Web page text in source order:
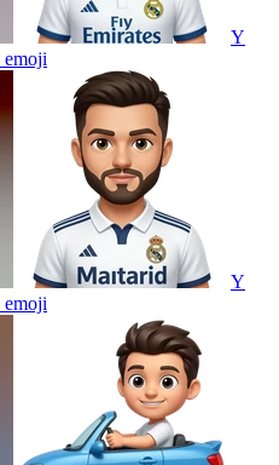
Y
emoji
Y
emoji